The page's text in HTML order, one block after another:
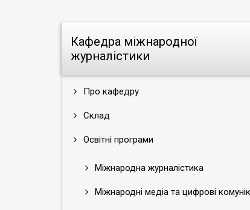
Кафедра міжнародної
журналістики
Про кафедру
Склад
Освітні програми
Міжнародна журналістика
Міжнародні медіа та цифрові